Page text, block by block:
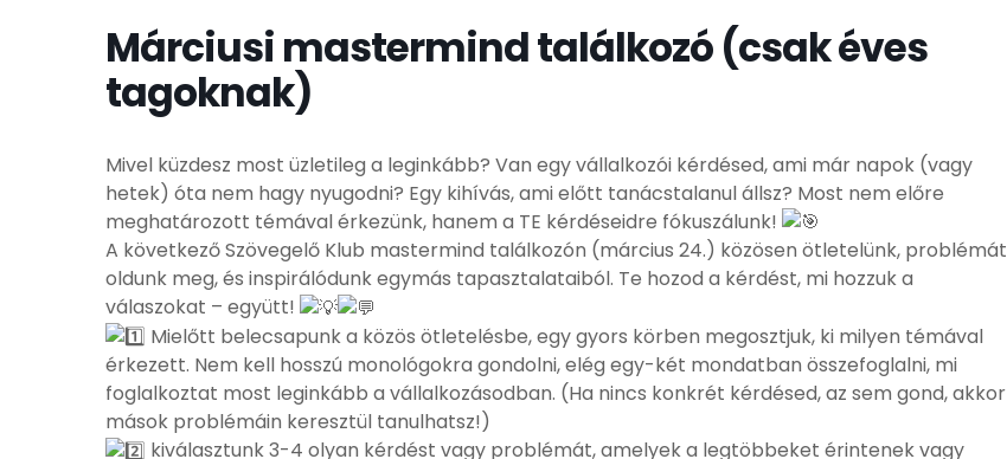
Márciusi mastermind találkozó (csak éves
tagoknak)
Mivel küzdesz most üzletileg a leginkább? Van egy vállalkozói kérdésed, ami már napok (vagy
hetek) óta nem hagy nyugodni? Egy kihívás, ami előtt tanácstalanul állsz? Most nem előre
meghatározott témával érkezünk, hanem a TE kérdéseidre fókuszálunk!
A következő Szövegelő Klub mastermind találkozón (március 24.) közösen ötletelünk, problémát
oldunk meg, és inspirálódunk egymás tapasztalataiból. Te hozod a kérdést, mi hozzuk a
válaszokat – együtt!
Mielőtt belecsapunk a közös ötletelésbe, egy gyors körben megosztjuk, ki milyen témával
érkezett. Nem kell hosszú monológokra gondolni, elég egy-két mondatban összefoglalni, mi
foglalkoztat most leginkább a vállalkozásodban. (Ha nincs konkrét kérdésed, az sem gond, akkor
mások problémáin keresztül tanulhatsz!)
kiválasztunk 3-4 olyan kérdést vagy problémát, amelyek a legtöbbeket érintenek vagy